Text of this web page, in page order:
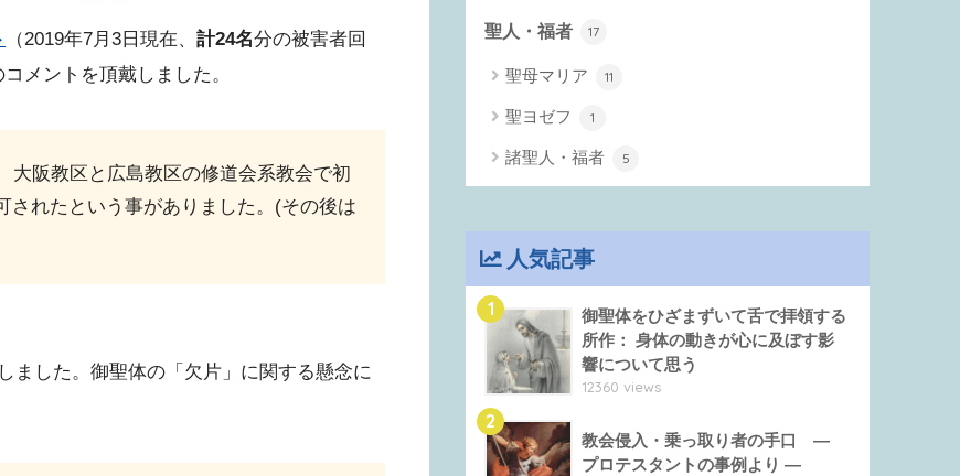
（2019年7月3日現在、 計24名分の被害者回
メントを頂戴しました。
大阪教区と広島教区の修道会系教会で初
されたという事がありました。(その後は
ました。御聖体の「欠片」に関する懸念に
聖人・福者 17
聖母マリア 11
聖ヨゼフ 1
諸聖人・福者 5
人気記事
1
御聖体をひざまずいて舌で拝領する
所作： 身体の動きが心に及ぼす影
響について思う
12360 views
2
教会侵入・乗っ取り者の手口 ―
プロテスタントの事例より ―